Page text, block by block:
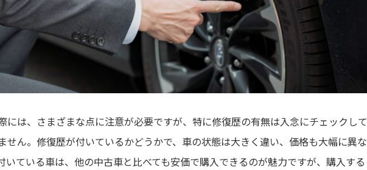
には、さまざまな点に注意が必要ですが、特に修復歴の有無は入念にチェックして
せん。修復歴が付いているかどうかで、車の状態は大きく違い、価格も大幅に異な
いている車は、他の中古車と比べても安価で購入できるのが魅力ですが、購入する